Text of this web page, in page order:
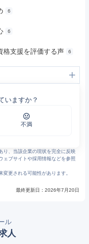
6
6
格支援を評価する声
6
いますか？
不満
り、当該企業の現状を完全に反映
ェブサイトや採用情報などを参照
更される可能性があります。
最終更新日： 2026年7月20日
ル
人